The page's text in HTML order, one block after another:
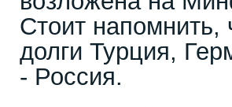
Стоит напомнить,
долги Турция,
- Россия.